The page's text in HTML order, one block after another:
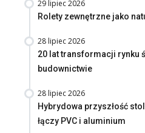
29 lipiec 2026
Rolety zewnętrzne jako
28 lipiec 2026
20 lat transformacji rynku
budownictwie
28 lipiec 2026
Hybrydowa przyszłość
łączy PVC i aluminium